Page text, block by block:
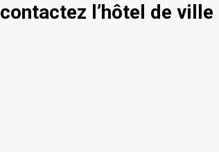
contactez l’hôtel de ville